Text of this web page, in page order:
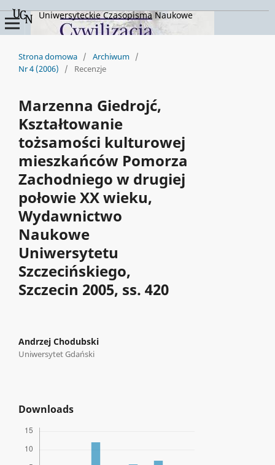
Uniwersyteckie Czasopisma Naukowe
Strona domowa / Archiwum /
Nr 4 (2006)
/ Recenzje
Marzenna Giedrojć,
Kształtowanie
tożsamości kulturowej
mieszkańców Pomorza
Zachodniego w drugiej
połowie XX wieku,
Wydawnictwo
Naukowe
Uniwersytetu
Szczecińskiego,
Szczecin 2005, ss. 420
Andrzej Chodubski
Uniwersytet Gdański
Downloads